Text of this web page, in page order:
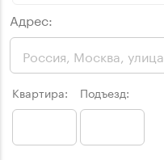
Адрес:
Квартира: Подъезд: